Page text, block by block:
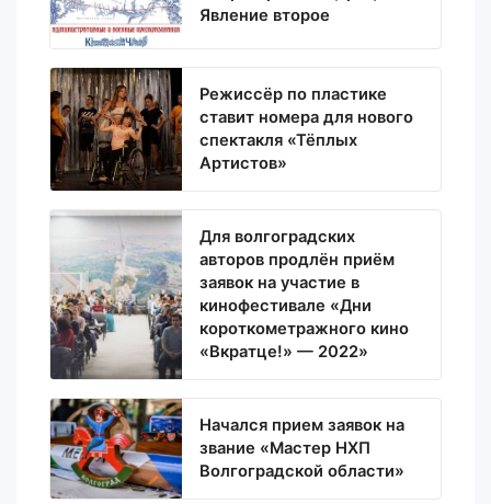
Явление второе
Режиссёр по пластике
ставит номера для нового
спектакля «Тёплых
Артистов»
Для волгоградских
авторов продлён приём
заявок на участие в
кинофестивале «Дни
короткометражного кино
«Вкратце!» — 2022»
Начался прием заявок на
звание «Мастер НХП
Волгоградской области»